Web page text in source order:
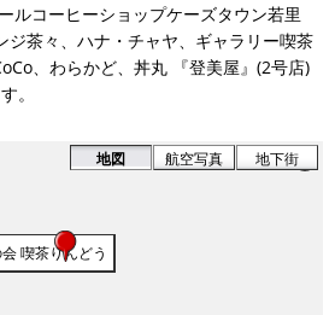
ルコーヒーショップケーズタウン若里
ジ茶々、ハナ・チャヤ、ギャラリー喫茶
、わらかど、丼丸 『登美屋』(2号店)
。
喫茶りんどう
ーショップケーズタウン若里店
地図 航空写真 地下街